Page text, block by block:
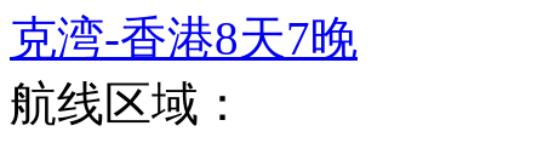
克湾-香港8天7晚
航线区域：